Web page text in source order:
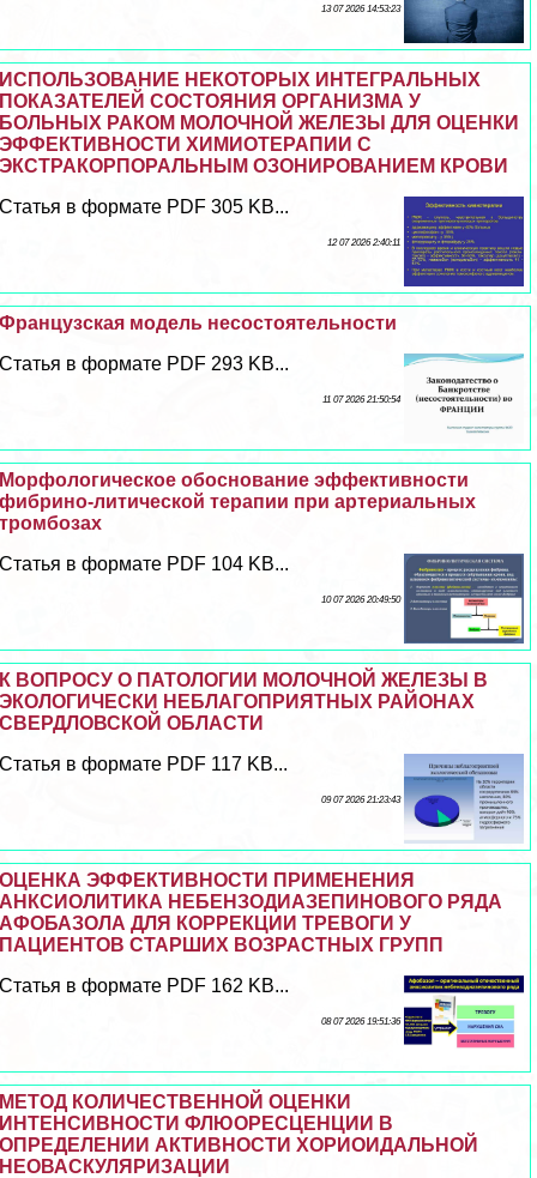
13 07 2026 14:53:23
ИСПОЛЬЗОВАНИЕ НЕКОТОРЫХ ИНТЕГРАЛЬНЫХ
ПОКАЗАТЕЛЕЙ СОСТОЯНИЯ ОРГАНИЗМА У
БОЛЬНЫХ РАКОМ МОЛОЧНОЙ ЖЕЛЕЗЫ ДЛЯ ОЦЕНКИ
ЭФФЕКТИВНОСТИ ХИМИОТЕРАПИИ С
ЭКСТРАКОРПОРАЛЬНЫМ ОЗОНИРОВАНИЕМ КРОВИ
Статья в формате PDF 305 KB...
12 07 2026 2:40:11
Французская модель несостоятельности
Статья в формате PDF 293 KB...
11 07 2026 21:50:54
Морфологическое обоснование эффективности
фибрино-литической терапии при артериальных
тромбозах
Статья в формате PDF 104 KB...
10 07 2026 20:49:50
К ВОПРОСУ О ПАТОЛОГИИ МОЛОЧНОЙ ЖЕЛЕЗЫ В
ЭКОЛОГИЧЕСКИ НЕБЛАГОПРИЯТНЫХ РАЙОНАХ
СВЕРДЛОВСКОЙ ОБЛАСТИ
Статья в формате PDF 117 KB...
09 07 2026 21:23:43
ОЦЕНКА ЭФФЕКТИВНОСТИ ПРИМЕНЕНИЯ
АНКСИОЛИТИКА НЕБЕНЗОДИАЗЕПИНОВОГО РЯДА
АФОБАЗОЛА ДЛЯ КОРРЕКЦИИ ТРЕВОГИ У
ПАЦИЕНТОВ СТАРШИХ ВОЗРАСТНЫХ ГРУПП
Статья в формате PDF 162 KB...
08 07 2026 19:51:36
МЕТОД КОЛИЧЕСТВЕННОЙ ОЦЕНКИ
ИНТЕНСИВНОСТИ ФЛЮОРЕСЦЕНЦИИ В
ОПРЕДЕЛЕНИИ АКТИВНОСТИ ХОРИОИДАЛЬНОЙ
НЕОВАСКУЛЯРИЗАЦИИ